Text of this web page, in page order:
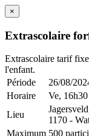
×
Extrascolaire
Extrascolaire tarif
l'enfant.
Période
26/08/
Horaire
Ve,
Lieu
1170 -
Maximum 500